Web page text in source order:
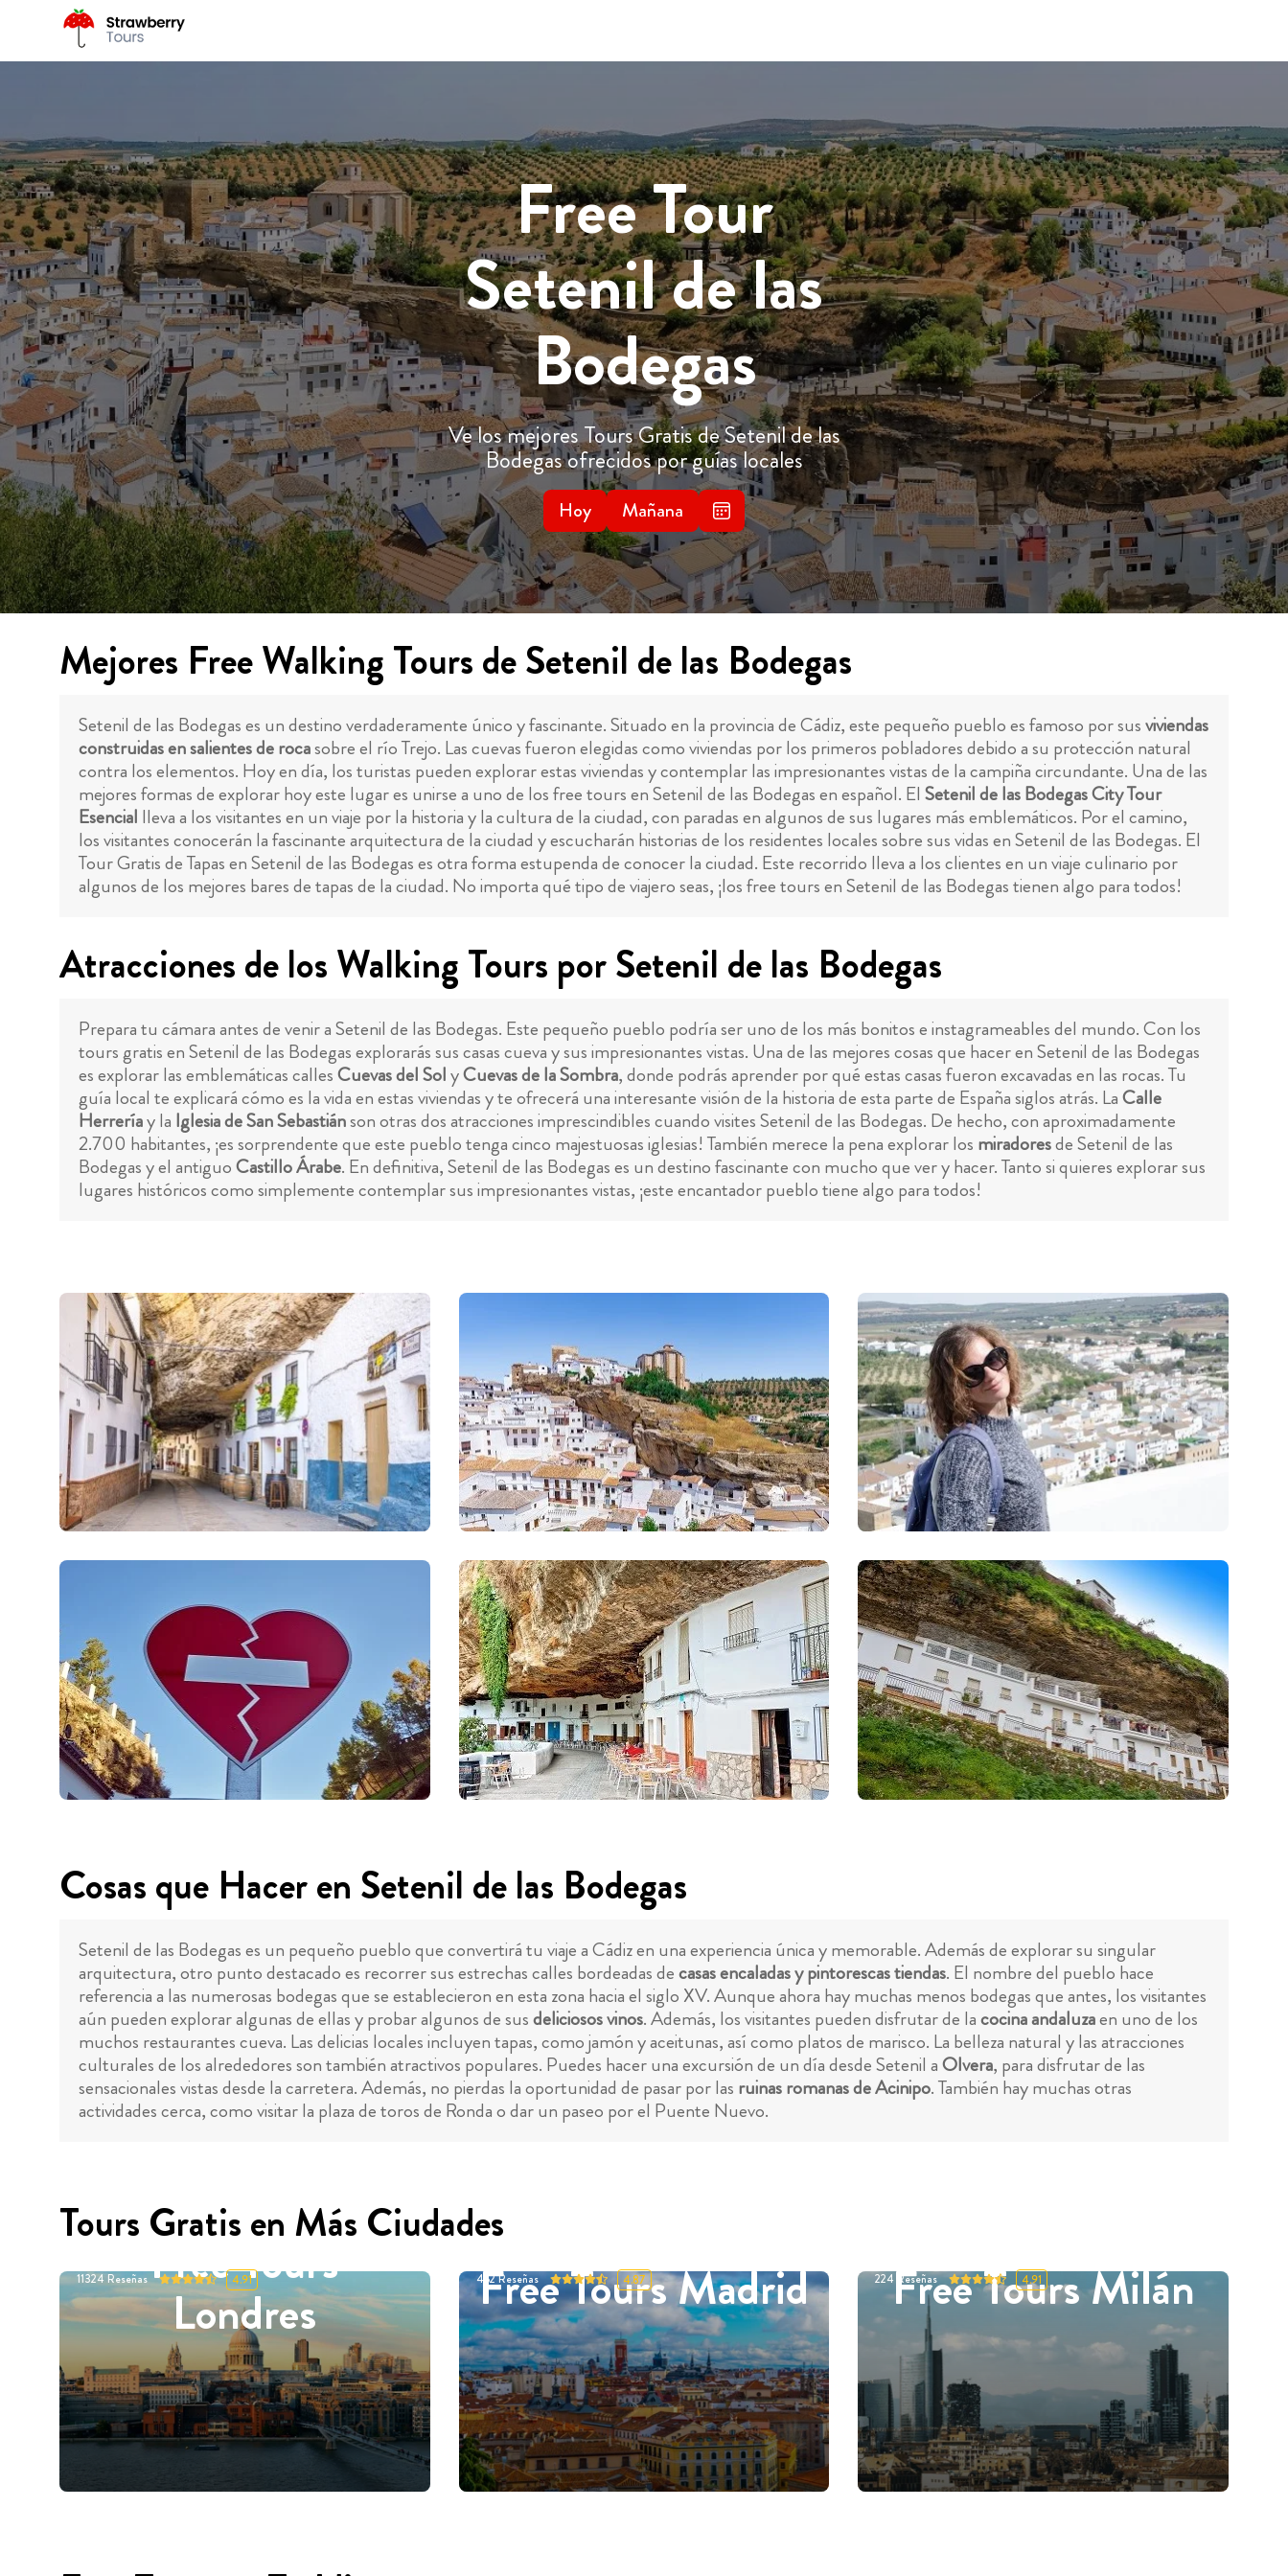
Free Tour
Setenil de las
Bodegas
Ve los mejores Tours Gratis de Setenil de las
Bodegas ofrecidos por guías locales
Hoy Mañana
Mejores Free Walking Tours de Setenil de las Bodegas
Setenil de las Bodegas es un destino verdaderamente único y fascinante. Situado en la provincia de Cádiz, este pequeño pueblo es famoso por susviviendas
construidas en salientes de rocasobre el río Trejo. Las cuevas fueron elegidas como viviendas por los primeros pobladores debido a su protección natural
contra los elementos. Hoy en día, los turistas pueden explorar estas viviendas y contemplar las impresionantes vistas de la campiña circundante. Una de las
mejores formas de explorar hoy este lugar es unirse a uno de los free tours en Setenil de las Bodegas en español. El Setenil de las Bodegas City Tour
Esencial lleva a los visitantes en un viaje por la historia y la cultura de la ciudad, con paradas en algunos de sus lugares más emblemáticos. Por el camino,
los visitantes conocerán la fascinante arquitectura de la ciudad y escucharán historias de los residentes locales sobre sus vidas en Setenil de las Bodegas. El
Tour Gratis de Tapas en Setenil de las Bodegas es otra forma estupenda de conocer la ciudad. Este recorrido lleva a los clientes en un viaje culinario por
algunos de los mejores bares de tapas de la ciudad. No importa qué tipo de viajero seas, ¡los free tours en Setenil de las Bodegas tienen algo para todos!
Atracciones de los Walking Tours por Setenil de las Bodegas
Prepara tu cámara antes de venir a Setenil de las Bodegas. Este pequeño pueblo podría ser uno de los más bonitos e instagrameables del mundo. Con los
tours gratis en Setenil de las Bodegas explorarás sus casas cueva y sus impresionantes vistas. Una de las mejores cosas que hacer en Setenil de las Bodegas
es explorar las emblemáticas callesCuevas del SolyCuevas de la Sombra, donde podrás aprender por qué estas casas fueron excavadas en las rocas. Tu
guía local te explicará cómo es la vida en estas viviendas y te ofrecerá una interesante visión de la historia de esta parte de España siglos atrás. LaCalle
Herreríay la Iglesia de San Sebastiánson otras dos atracciones imprescindibles cuando visites Setenil de las Bodegas. De hecho, con aproximadamente
2.700 habitantes, ¡es sorprendente que este pueblo tenga cinco majestuosas iglesias! También merece la pena explorar los miradoresde Setenil de las
Bodegas y el antiguoCastillo Árabe. En definitiva, Setenil de las Bodegas es un destino fascinante con mucho que ver y hacer. Tanto si quieres explorar sus
lugares históricos como simplemente contemplar sus impresionantes vistas, ¡este encantador pueblo tiene algo para todos!
Cosas que Hacer en Setenil de las Bodegas
Setenil de las Bodegas es un pequeño pueblo que convertirá tu viaje a Cádiz en una experiencia única y memorable. Además de explorar su singular
arquitectura, otro punto destacado es recorrer sus estrechas calles bordeadas decasas encaladas y pintorescas tiendas. El nombre del pueblo hace
referencia a las numerosas bodegas que se establecieron en esta zona hacia el siglo XV. Aunque ahora hay muchas menos bodegas que antes, los visitantes
aún pueden explorar algunas de ellas y probar algunos de susdeliciosos vinos. Además, los visitantes pueden disfrutar de lacocina andaluzaen uno de los
muchos restaurantes cueva. Las delicias locales incluyen tapas, como jamón y aceitunas, así como platos de marisco. La belleza natural y las atracciones
culturales de los alrededores son también atractivos populares. Puedes hacer una excursión de un día desde Setenil aOlvera, para disfrutar de las
sensacionales vistas desde la carretera. Además, no pierdas la oportunidad de pasar por las ruinas romanas de Acinipo. También hay muchas otras
actividades cerca, como visitar la plaza de toros de Ronda o dar un paseo por el Puente Nuevo.
Tours Gratis en Más Ciudades
Free Tours
Londres
11324Reseñas 4.91 Free Tours Madrid
452Reseñas 4.87 Free Tours Milán
224 Reseñas 4.91